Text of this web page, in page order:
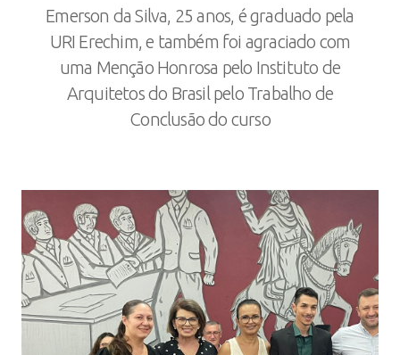
Emerson da Silva, 25 anos, é graduado pela
URI Erechim, e também foi agraciado com
uma Menção Honrosa pelo Instituto de
Arquitetos do Brasil pelo Trabalho de
Conclusão do curso